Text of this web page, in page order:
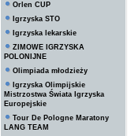
Orlen CUP
Igrzyska STO
Igrzyska lekarskie
ZIMOWE IGRZYSKA
POLONIJNE
Olimpiada młodzieży
Igrzyska Olimpijskie
Mistrzostwa Świata Igrzyska
Europejskie
Tour De Pologne Maratony
LANG TEAM